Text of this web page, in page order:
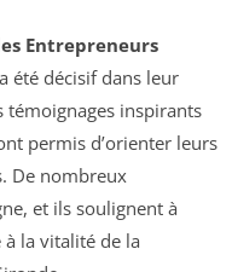
Entrepreneurs
été décisif dans leur
témoignages inspirants
permis d’orienter leurs
De nombreux
et ils soulignent à
la vitalité de la